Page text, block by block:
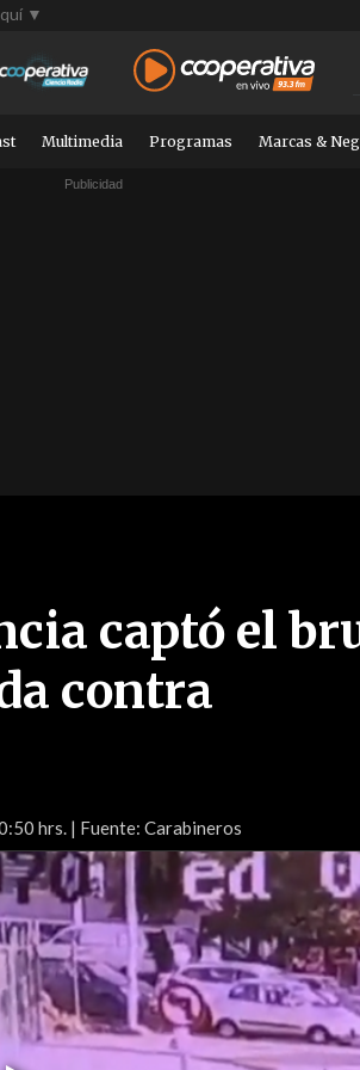
▼
Multimedia Programas Marcas &
captó el
contra
hrs. | Fuente: Carabineros